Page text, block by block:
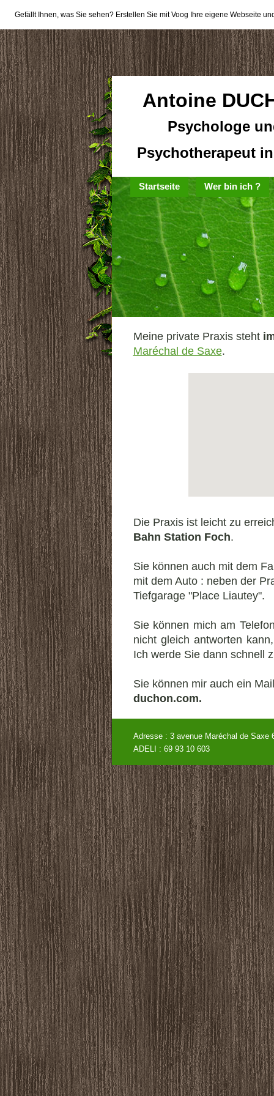
Antoine
Psychologe
Psychotherapeut
Startseite Wer bin ich ?
Meine private Praxis steht
Maréchal de Saxe.
Die Praxis ist leicht zu
Bahn Station Foch.
Sie können auch mit dem
mit dem Auto : neben der
Tiefgarage "Place Liautey".
Sie können mich am
nicht gleich antworten
Ich werde Sie dann schnell
Sie können mir auch ein
duchon.com.
Adresse : 3 avenue Maréchal
ADELI : 69 93 10
Gefällt Ihnen, was Sie sehen? Erstellen Sie mit Voog Ihre eigene Webseite